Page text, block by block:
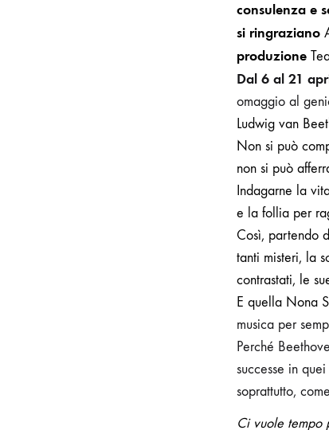
consulenza e
si ringraziano
produzione
Dal 6 al 21
omaggio al
Ludwig van
Non si può
non si può
Indagarne la
e la follia per
Così, partendo
tanti misteri, la
contrastati, le
E quella Nona
musica per
Perché
successe in
soprattutto,
Ci vuole tempo